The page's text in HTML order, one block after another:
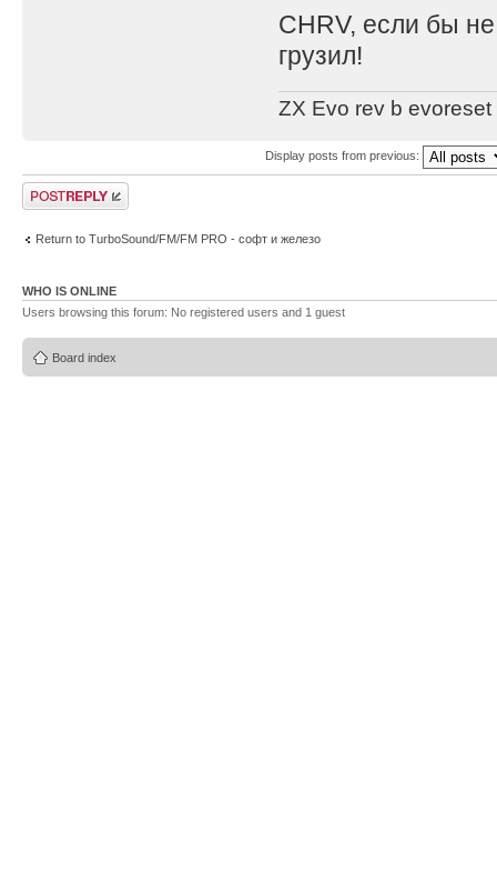
CHRV, если бы
грузил!
ZX Evo rev b evoreset
Display posts from previous:
Post a reply
Return to TurboSound/FM/FM PRO - софт и железо
WHO IS ONLINE
Users browsing this forum: No registered users and 1 guest
Board index